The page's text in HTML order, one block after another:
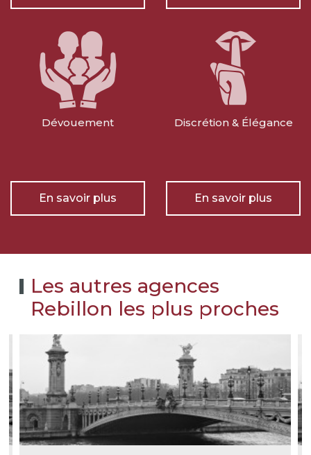
Dévouement
En savoir plus
Discrétion & Élégance
En savoir plus
Les autres agences
Rebillon les plus proches